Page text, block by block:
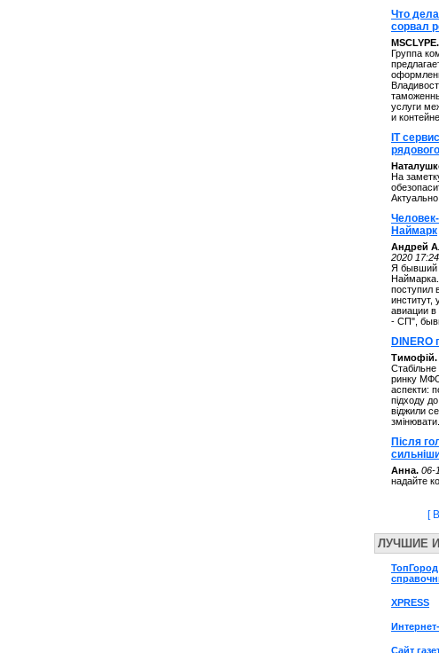
Что
сорвал
MSCLYPE.
Группа
услуги
и
IT
На
Наймарк
Андрей
2020 17:24
Я бывший
поступил
институт,
авиации в
- СП",
DINERO
Тимофій.
Стабільне
ринку
аспекти:
підходу
віджили
змінювати.
Після
Анна. 06-
надайте
[
ЛУЧШИЕ
XPRESS
Сайт